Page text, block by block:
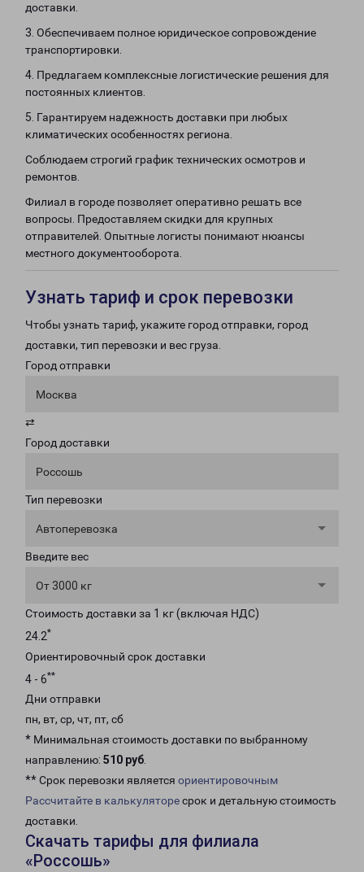
доставки.
3. Обеспечиваем полное юридическое сопровождение
транспортировки.
4. Предлагаем комплексные логистические решения для
постоянных клиентов.
5. Гарантируем надежность доставки при любых
климатических особенностях региона.
Соблюдаем строгий график технических осмотров и
ремонтов.
Филиал в городе позволяет оперативно решать все
вопросы. Предоставляем скидки для крупных
отправителей. Опытные логисты понимают нюансы
местного документооборота.
Узнать тариф и срок перевозки
Чтобы узнать тариф, укажите город отправки, город
доставки, тип перевозки и вес груза.
Город отправки
Москва
⇄
Город доставки
Россошь
Тип перевозки
Автоперевозка
Введите вес
От 3000 кг
Стоимость доставки за 1 кг (включая НДС)
24.2*
Ориентировочный срок доставки
4 - 6**
Дни отправки
пн, вт, ср, чт, пт, сб
* Минимальная стоимость доставки по выбранному
направлению: 510 руб.
** Срок перевозки является ориентировочным
Рассчитайте в калькуляторесрок и детальную стоимость
доставки.
Скачать тарифы для филиала
«Россошь»